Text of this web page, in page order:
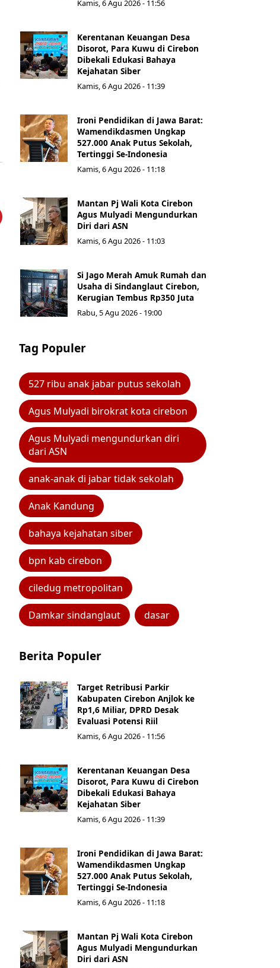
Kamis, 6 Agu 2026 - 11:56
Kerentanan Keuangan Desa
Disorot, Para Kuwu di Cirebon
Dibekali Edukasi Bahaya
Kejahatan Siber
Kamis, 6 Agu 2026 - 11:39
Ironi Pendidikan di Jawa Barat:
Wamendikdasmen Ungkap
527.000 Anak Putus Sekolah,
Tertinggi Se-Indonesia
Kamis, 6 Agu 2026 - 11:18
Mantan Pj Wali Kota Cirebon
Agus Mulyadi Mengundurkan
Diri dari ASN
Kamis, 6 Agu 2026 - 11:03
Si Jago Merah Amuk Rumah dan
Usaha di Sindanglaut Cirebon,
Kerugian Tembus Rp350 Juta
Rabu, 5 Agu 2026 - 19:00
Tag Populer
527 ribu anak jabar putus sekolah
Agus Mulyadi birokrat kota cirebon
Agus Mulyadi mengundurkan diri
dari ASN
anak-anak di jabar tidak sekolah
Anak Kandung
bahaya kejahatan siber
bpn kab cirebon
ciledug metropolitan
Damkar sindanglaut dasar
Berita Populer
Target Retribusi Parkir
Kabupaten Cirebon Anjlok ke
Rp1,6 Miliar, DPRD Desak
Evaluasi Potensi Riil
Kamis, 6 Agu 2026 - 11:56
Kerentanan Keuangan Desa
Disorot, Para Kuwu di Cirebon
Dibekali Edukasi Bahaya
Kejahatan Siber
Kamis, 6 Agu 2026 - 11:39
Ironi Pendidikan di Jawa Barat:
Wamendikdasmen Ungkap
527.000 Anak Putus Sekolah,
Tertinggi Se-Indonesia
Kamis, 6 Agu 2026 - 11:18
Mantan Pj Wali Kota Cirebon
Agus Mulyadi Mengundurkan
Diri dari ASN